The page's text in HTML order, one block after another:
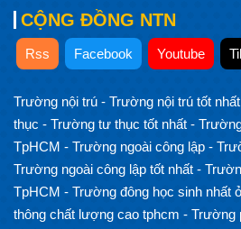
CỘNG ĐỒNG NTN
Rss Facebook Youtube
Trường nội trú - Trường nội trú tốt
thục - Trường tư thục tốt nhất -
TpHCM - Trường ngoài công lập -
Trường ngoài công lập tốt nhất -
TpHCM - Trường đông học sinh nhất
thông chất lượng cao tphcm - Trường